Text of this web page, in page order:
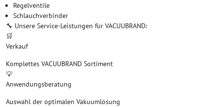
Regelventile
Schlauchverbinder
🔧 Unsere Service-Leistungen für VACUUBRAND:
🛒
Verkauf
Komplettes VACUUBRAND Sortiment
💡
Anwendungsberatung
Auswahl der optimalen Vakuumlösung